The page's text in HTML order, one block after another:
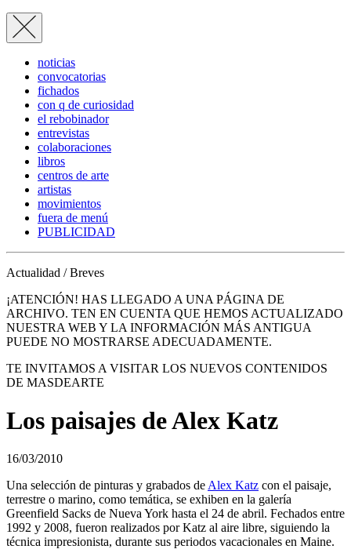
noticias
convocatorias
fichados
con q de curiosidad
el rebobinador
entrevistas
colaboraciones
libros
centros de arte
artistas
movimientos
fuera de menú
PUBLICIDAD
Actualidad / Breves
¡ATENCIÓN! HAS LLEGADO A UNA PÁGINA DE
ARCHIVO. TEN EN CUENTA QUE HEMOS ACTUALIZADO
NUESTRA WEB Y LA INFORMACIÓN MÁS ANTIGUA
PUEDE NO MOSTRARSE ADECUADAMENTE.
TE INVITAMOS A VISITAR LOS NUEVOS CONTENIDOS
DE MASDEARTE
Los paisajes de Alex Katz
16/03/2010
Una selección de pinturas y grabados deAlex Katz con el paisaje,
terrestre o marino, como temática, se exhiben en la galería
Greenfield Sacks de Nueva York hasta el 24 de abril. Fechados entre
1992 y 2008, fueron realizados por Katz al aire libre, siguiendo la
técnica impresionista, durante sus periodos vacacionales en Maine.